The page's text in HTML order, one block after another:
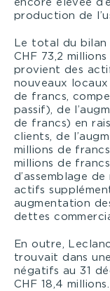
encore élevée
production de
Le total du bilan
CHF 73,2
provient des
nouveaux locaux
de francs,
passif), de
de francs) en
clients, de
millions de
millions de
d’assemblage
actifs
augmentation
dettes
En outre,
trouvait dans
négatifs au 31
CHF 18,4